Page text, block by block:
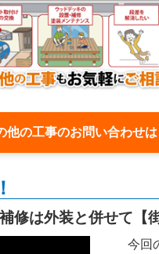
他の工事のお問い合わ
修は外装と併せて【
今回